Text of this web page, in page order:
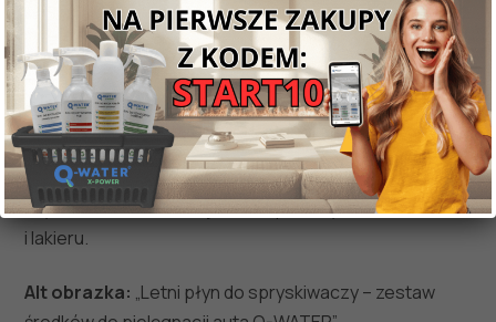
spryskiwaczy – 5L
Płyn zapewnia idealną widoczność podczas jazdy,
skutecznie usuwając owady, kurz, błoto i osady
drogowe. Nie pozostawia smug ani zacieków, a
przyjemny cytrynowy zapach poprawia komfort
użytkowania. Ponadto jest bezpieczny dla uszczelek
i lakieru.
Alt obrazka: „Letni płyn do spryskiwaczy – zestaw